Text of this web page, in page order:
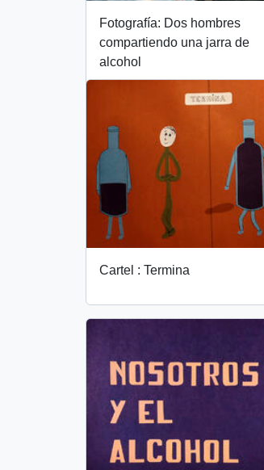
Fotografía: Dos hombres
compartiendo una jarra de
alcohol
Cartel : Termina